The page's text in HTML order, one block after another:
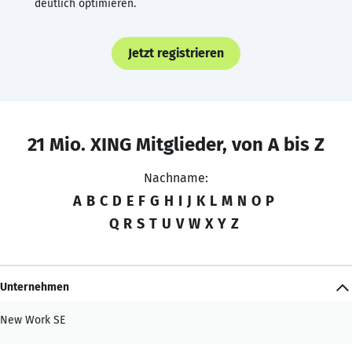
deutlich optimieren.
Jetzt registrieren
21 Mio. XING Mitglieder, von A bis Z
Nachname:
A B C D E F G H I J K L M N O P
Q R S T U V W X Y Z
Unternehmen
New Work SE